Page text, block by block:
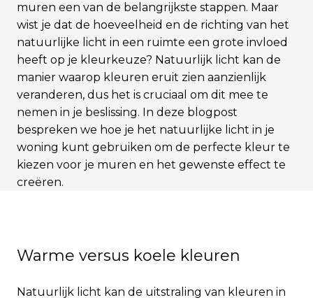
muren een van de belangrijkste stappen. Maar
wist je dat de hoeveelheid en de richting van het
natuurlijke licht in een ruimte een grote invloed
heeft op je kleurkeuze? Natuurlijk licht kan de
manier waarop kleuren eruit zien aanzienlijk
veranderen, dus het is cruciaal om dit mee te
nemen in je beslissing. In deze blogpost
bespreken we hoe je het natuurlijke licht in je
woning kunt gebruiken om de perfecte kleur te
kiezen voor je muren en het gewenste effect te
creëren.
Warme versus koele kleuren
Natuurlijk licht kan de uitstraling van kleuren in